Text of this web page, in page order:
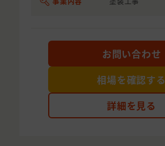
詳細を見る
お問い合わせ
相場を確認する